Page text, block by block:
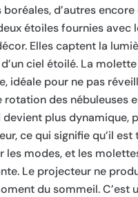
boréales, d’autres
étoiles fournies
Elles captent la
ciel étoilé. La
idéale pour ne pas
rotation des nébuleuses
plus dynamique,
ce qui signifie qu’il
modes, et les
Le projecteur ne
du sommeil.